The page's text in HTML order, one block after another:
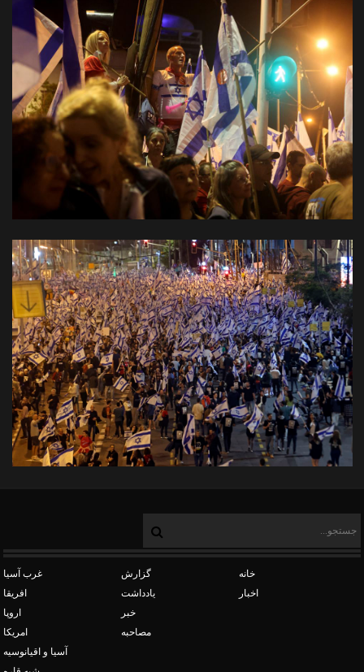
غرب آسیا
افریقا
اروپا
امریکا
آسیا و اقیانوسیه
گزارش
یادداشت
خبر
مصاحبه
خانه
اخبار